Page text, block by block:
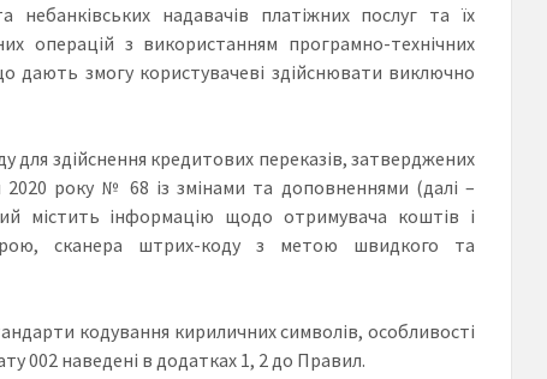
небанківських надавачів платіжних послуг та їх
операцій з використанням програмно-технічних
дають змогу користувачеві здійснювати виключно
для здійснення кредитових переказів, затверджених
року № 68 із змінами та доповненнями (далі –
містить інформацію щодо отримувача коштів і
сканера штрих-коду з метою швидкого та
кодування кириличних символів, особливості
002 наведені в додатках 1, 2 до Правил.